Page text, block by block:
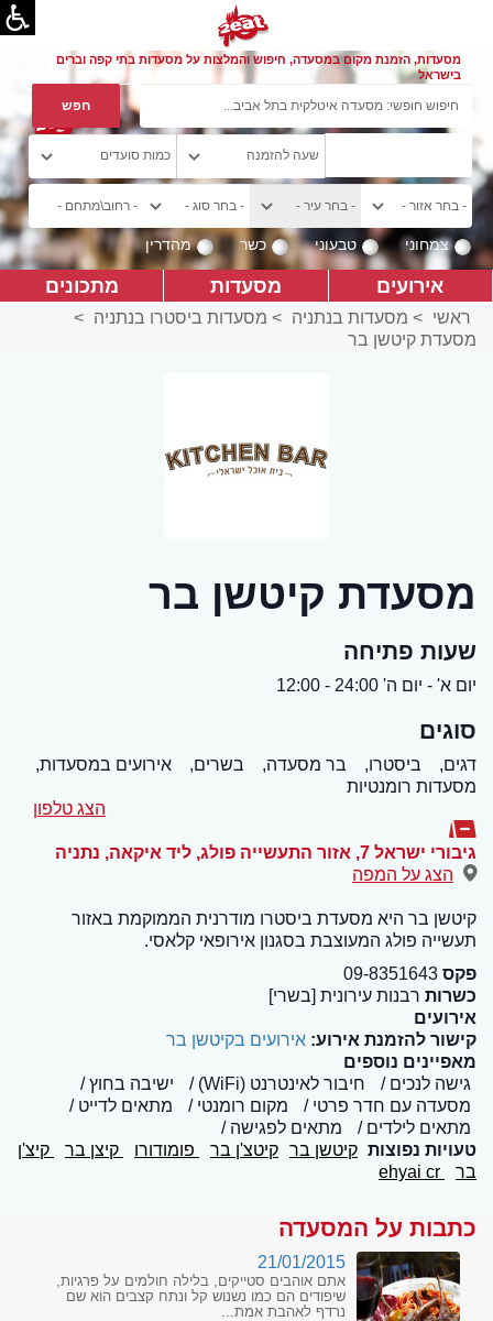
מסעדות, הזמנת מקום במסעדה, חיפוש והמלצות על מסעדות בתי קפה וברים
בישראל
צמחוני טבעוני כשר מהדרין
אירועים מסעדות מתכונים
ראשי > מסעדות בנתניה > מסעדות ביסטרו בנתניה >
מסעדת קיטשן בר
מסעדת קיטשן בר
שעות פתיחה
יום א' - יום ה' 24:00 - 12:00
סוגים
דגים, ביסטרו, בר מסעדה, בשרים,
אירועים במסעדות,
מסעדות רומנטיות
הצג טלפון
גיבורי ישראל 7, אזור התעשייה פולג, ליד איקאה , נתניה
הצג על המפה
קיטשן בר היא מסעדת ביסטרו מודרנית הממוקמת באזור
תעשייה פולג המעוצבת בסגנון אירופאי קלאסי.
פקס 09-8351643
כשרות רבנות עירונית [בשרי]
אירועים
קישור להזמנת אירוע: אירועים בקיטשן בר
מאפיינים נוספים
גישה לנכים
חיבור לאינטרנט (WiFi)
ישיבה בחוץ
מסעדה עם חדר פרטי
מקום רומנטי
מתאים לדייט
מתאים לילדים
מתאים לפגישה
טעויות נפוצות קיטשן בר קיטצ'ן בר פומודורו קיצן בר
קיצ'ן
בר
כתבות על המסעדה
21/01/2015
אתם אוהבים סטייקים, בלילה חולמים על פרגיות,
שיפודים הם כמו נשנוש קל ונתח קצבים הוא שם
נרדף לאהבת אמת...